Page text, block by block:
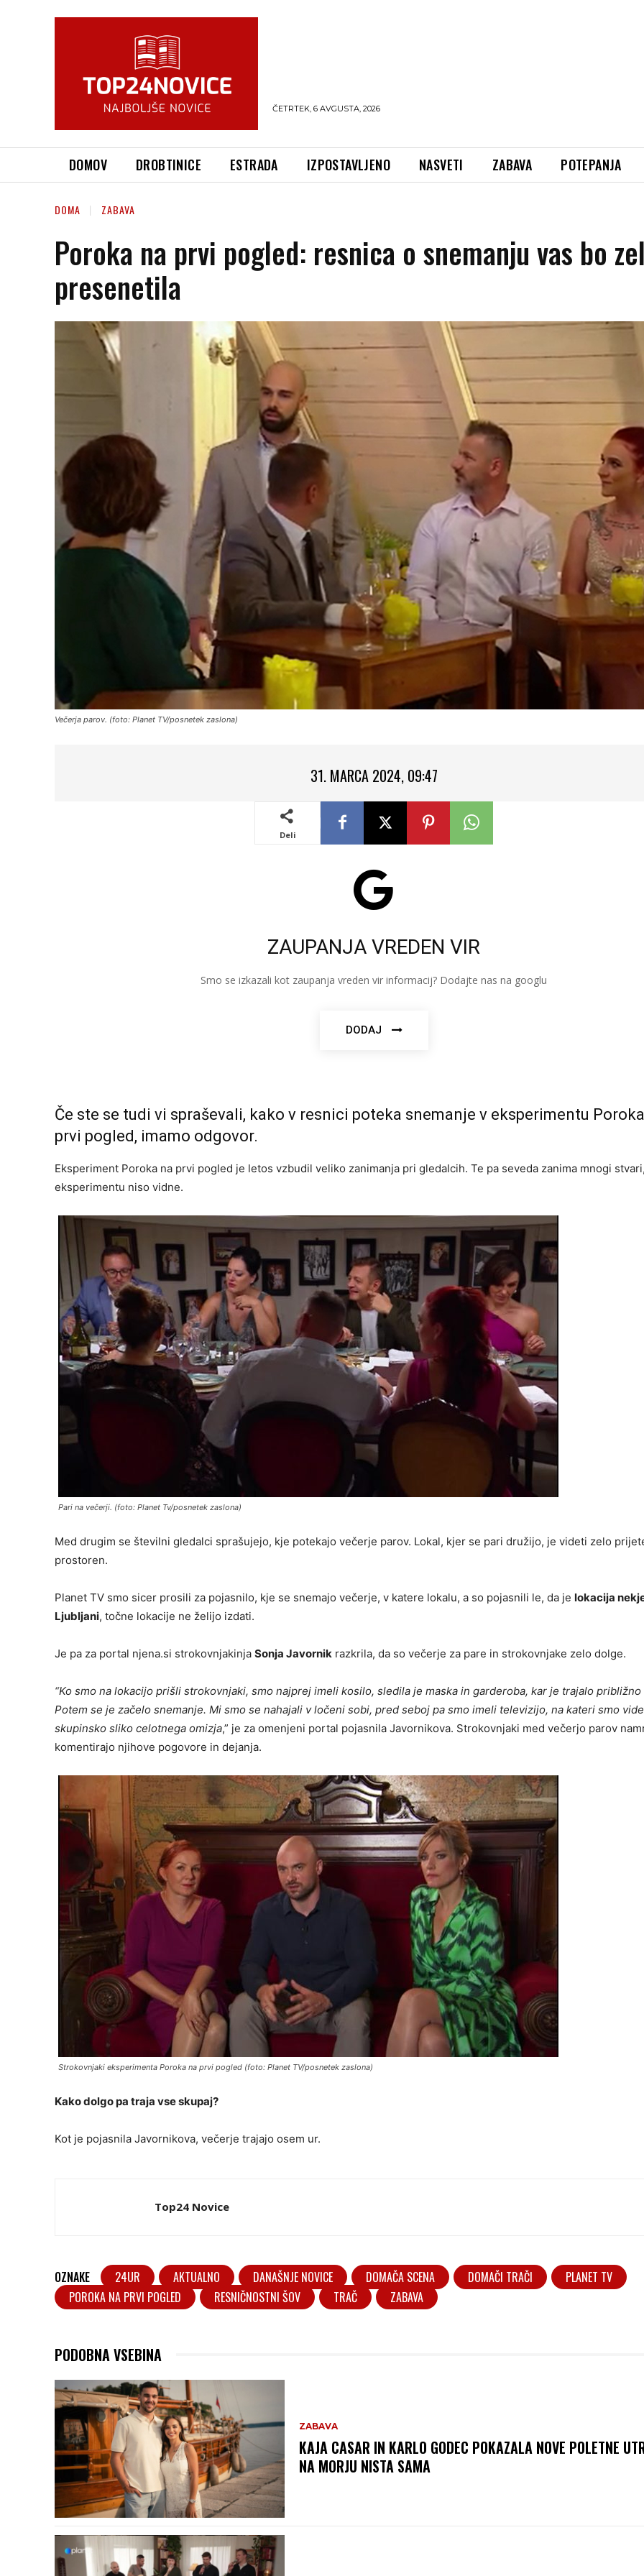
ČETRTEK, 6 AVGUSTA, 2026
DOMOV DROBTINICE ESTRADA IZPOSTAVLJENO NASVETI ZABAVA POTEPANJA
DOMA ZABAVA
Poroka na prvi pogled: resnica o snemanju vas bo
presenetila
Večerja parov. (foto: Planet TV/posnetek zaslona)
31. MARCA 2024, 09:47
Deli
ZAUPANJA VREDEN VIR
Smo se izkazali kot zaupanja vreden vir informacij? Dodajte nas na googlu
DODAJ
Če ste se tudi vi spraševali, kako v resnici poteka snemanje v eksperimentu
prvi pogled, imamo odgovor.
Eksperiment Poroka na prvi pogled je letos vzbudil veliko zanimanja pri gledalcih. Te pa seveda zanima mnogi
eksperimentu niso vidne.
Pari na večerji. (foto: Planet Tv/posnetek zaslona)
Med drugim se številni gledalci sprašujejo, kje potekajo večerje parov. Lokal, kjer se pari družijo, je videti zelo
prostoren.
Planet TV smo sicer prosili za pojasnilo, kje se snemajo večerje, v katere lokalu, a so pojasnili le, da je lokacija
Ljubljani, točne lokacije ne želijo izdati.
Je pa za portal njena.si strokovnjakinja Sonja Javornik razkrila, da so večerje za pare in strokovnjake zelo dolge.
“Ko smo na lokacijo prišli strokovnjaki, smo najprej imeli kosilo, sledila je maska in garderoba, kar je trajalo približno
Potem se je začelo snemanje. Mi smo se nahajali v ločeni sobi, pred seboj pa smo imeli televizijo, na kateri smo
skupinsko sliko celotnega omizja,” je za omenjeni portal pojasnila Javornikova. Strokovnjaki med večerjo parov
komentirajo njihove pogovore in dejanja.
Strokovnjaki eksperimenta Poroka na prvi pogled (foto: Planet TV/posnetek zaslona)
Kako dolgo pa traja vse skupaj?
Kot je pojasnila Javornikova, večerje trajajo osem ur.
Top24 Novice
OZNAKE 24UR AKTUALNO DANAŠNJE NOVICE DOMAČA SCENA DOMAČI TRAČI
PLANET TV
POROKA NA PRVI POGLED
RESNIČNOSTNI ŠOV TRAČ ZABAVA
PODOBNA VSEBINA
ZABAVA
KAJA CASAR IN KARLO GODEC POKAZALA NOVE POLETNE
NA MORJU NISTA SAMA